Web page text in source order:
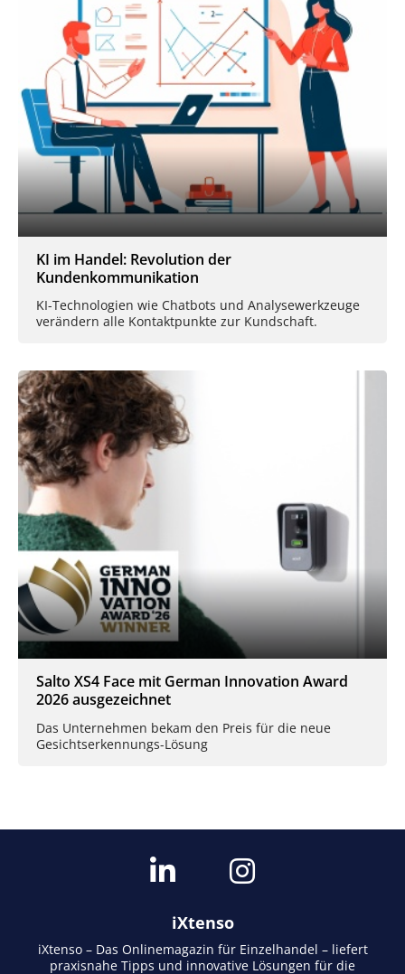
KI im Handel: Revolution der
Kundenkommunikation
KI-Technologien wie Chatbots und Analysewerkzeuge
verändern alle Kontaktpunkte zur Kundschaft.
Salto XS4 Face mit German Innovation Award
2026 ausgezeichnet
Das Unternehmen bekam den Preis für die neue
Gesichtserkennungs-Lösung
iXtenso
iXtenso – Das Onlinemagazin für Einzelhandel – liefert
praxisnahe Tipps und innovative Lösungen für die